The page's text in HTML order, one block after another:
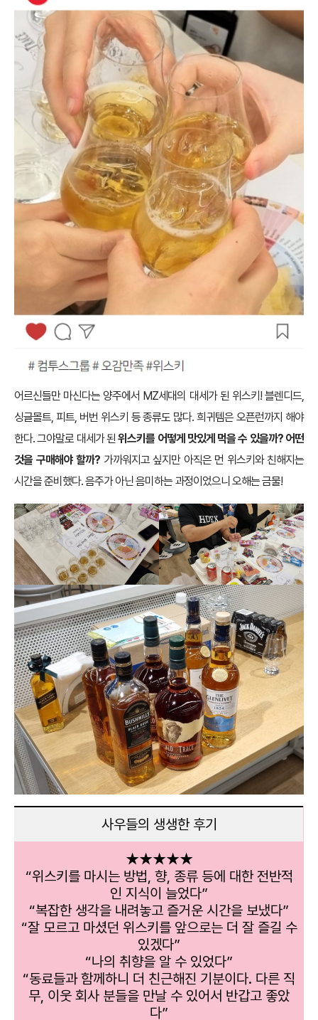
어르신들만 마신다는 양주에서 MZ세대의 대세가 된 위스키! 블렌디드,
싱글몰트, 피트, 버번 위스키 등 종류도 많다. 희귀템은 오픈런까지 해야
한다. 그야말로 대세가 된위스키를 어떻게 맛있게 먹을 수 있을까? 어떤
것을 구매해야 할까? 가까워지고 싶지만 아직은 먼 위스키와 친해지는
시간을 준비했다. 음주가 아닌 음미하는 과정이었으니 오해는 금물!
사우들의 생생한 후기
★★★★★
“위스키를 마시는 방법, 향, 종류 등에 대한 전반적
인 지식이 늘었다”
“복잡한 생각을 내려놓고 즐거운 시간을 보냈다”
“잘 모르고 마셨던 위스키를 앞으로는 더 잘 즐길 수
있겠다”
“나의 취향을 알 수 있었다”
“동료들과 함께하니 더 친근해진 기분이다. 다른 직
무, 이웃 회사 분들을 만날 수 있어서 반갑고 좋았
다”